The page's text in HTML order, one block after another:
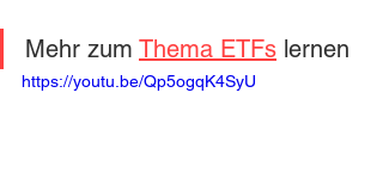
Mehr zum Thema ETFs lernen
https://youtu.be/Qp5ogqK4SyU